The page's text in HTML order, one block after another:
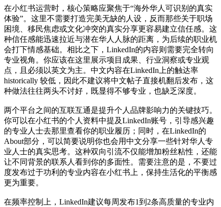
在小红书运营时，核心策略应聚焦于“海外华人可识别的真实
体验”。这里不需要打造完美无缺的人设，反而那些关于职场
困境、移民焦虑或文化冲突的真实分享更容易建立信任感。这
种信任感能迅速拉近与潜在华人人脉的距离，为后续的职业机
会打下情感基础。相比之下，LinkedIn的内容则需要完全转向
专业视角。你应该在这里展示项目成果、行业洞察或专业观
点，且必须以英文为主。中文内容在LinkedIn上的触达率
historically 较低，因此不建议将中文帖子直接机翻后发布，这
种做法往往两头不讨好，既显得不够专业，也缺乏深度。
两个平台之间的互联互通是提升个人品牌影响力的关键技巧。
你可以在小红书的个人资料中提及LinkedIn账号，引导感兴趣
的专业人士去那里查看你的职业履历；同时，在LinkedIn的
About部分，可以简要说明你也会用中文分享一些针对华人专
业人士的真实思考。这种双向引流不仅能增加粉丝粘性，还能
让不同背景的联系人看到你的多面性。需要注意的是，不要过
度发布过于功利的专业内容在小红书上，保持生活化的平衡感
更为重要。
在频率控制上，LinkedIn建议每周发布1到2条高质量的专业内